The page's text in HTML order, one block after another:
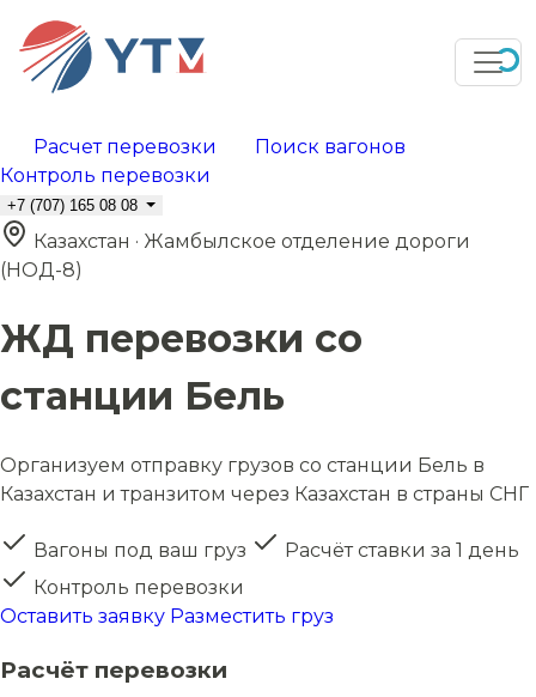
Расчет перевозки
Поиск вагонов
Контроль перевозки
+7 (707) 165 08 08
Казахстан · Жамбылское отделение дороги
(НОД-8)
ЖД перевозки со
станции Бель
Организуем отправку грузов со станции Бель в
Казахстан и транзитом через Казахстан в страны СНГ
Вагоны под ваш груз
Расчёт ставки за 1 день
Контроль перевозки
Оставить заявку Разместить груз
Расчёт перевозки